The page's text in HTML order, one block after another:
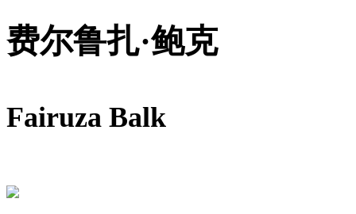
费尔鲁扎·鲍克
Fairuza Balk